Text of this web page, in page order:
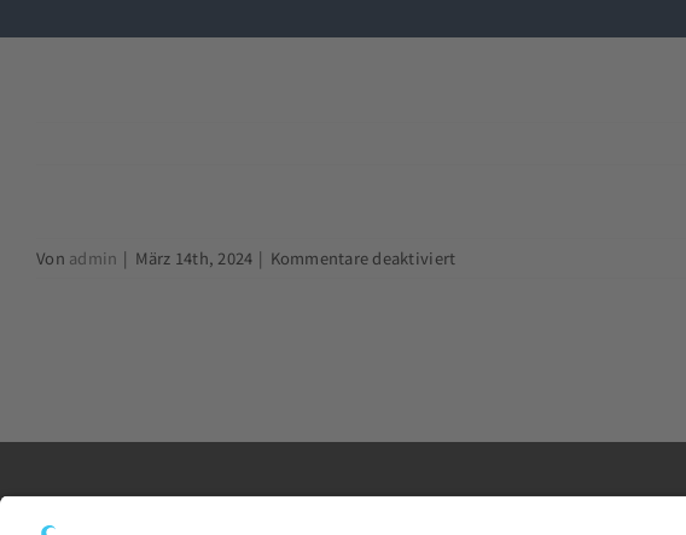
Von admin | März 14th, 2024 | Kommentare deaktiviertfür